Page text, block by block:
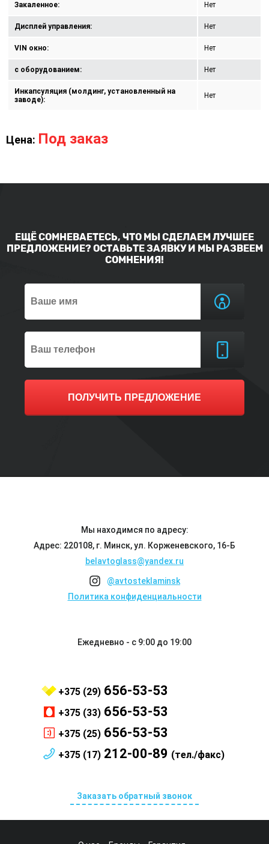
Закаленное: Нет
Дисплей управления: Нет
VIN окно: Нет
с оборудованием: Нет
Инкапсуляция (молдинг, установленный на
заводе):
Нет
Цена: Под заказ
ЕЩЁ СОМНЕВАЕТЕСЬ, ЧТО МЫ СДЕЛАЕМ ЛУЧШЕЕ
ПРЕДЛОЖЕНИЕ? ОСТАВЬТЕ ЗАЯВКУ И МЫ РАЗВЕЕМ
СОМНЕНИЯ!
ПОЛУЧИТЬ ПРЕДЛОЖЕНИЕ
Мы находимся по адресу:
Адрес: 220108, г. Минск, ул. Корженевского, 16-Б
belavtoglass@yandex.ru
@avtosteklaminsk
Политика конфиденциальности
Ежедневно - с 9:00 до 19:00
+375 (29) 656-53-53
+375 (33) 656-53-53
+375 (25) 656-53-53
+375 (17) 212-00-89 (тел./факс)
Заказать обратный звонок